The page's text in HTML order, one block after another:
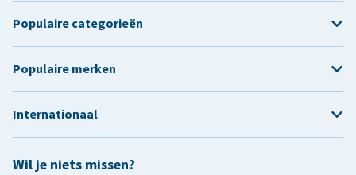
Wil je niets missen?
Populaire categorieën
Populaire merken
Internationaal